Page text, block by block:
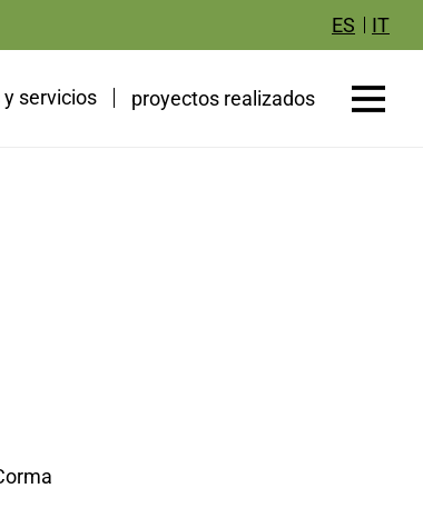
ES IT
servicios proyectos realizados